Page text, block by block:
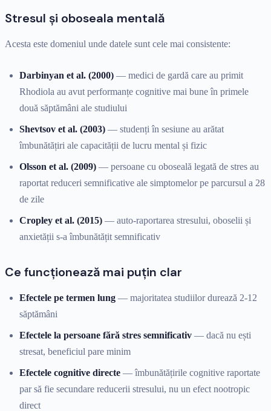
Stresul și oboseala mentală
Acesta este domeniul unde datele sunt cele mai consistente:
Darbinyan et al. (2000) — medici de gardă care au primit
Rhodiola au avut performanțe cognitive mai bune în primele
două săptămâni ale studiului
Shevtsov et al. (2003) — studenți în sesiune au arătat
îmbunătățiri ale capacității de lucru mental și fizic
Olsson et al. (2009) — persoane cu oboseală legată de stres au
raportat reduceri semnificative ale simptomelor pe parcursul a 28
de zile
Cropley et al. (2015) — auto-raportarea stresului, oboselii și
anxietății s-a îmbunătățit semnificativ
Ce funcționează mai puțin clar
Efectele pe termen lung — majoritatea studiilor durează 2-12
săptămâni
Efectele la persoane fără stres semnificativ — dacă nu ești
stresat, beneficiul pare minim
Efectele cognitive directe — îmbunătățirile cognitive raportate
par să fie secundare reducerii stresului, nu un efect nootropic
direct